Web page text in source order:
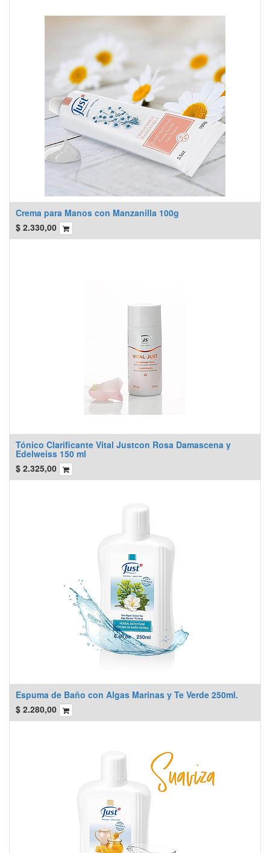
Crema para Manos con Manzanilla 100g
$ 2.330,00
Tónico Clarificante Vital Justcon Rosa Damascena y
Edelweiss 150 ml
$ 2.325,00
Espuma de Baño con Algas Marinas y Te Verde 250ml.
$ 2.280,00